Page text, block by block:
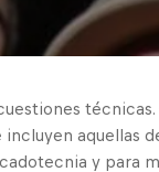
técnicas.
aquellas
y para